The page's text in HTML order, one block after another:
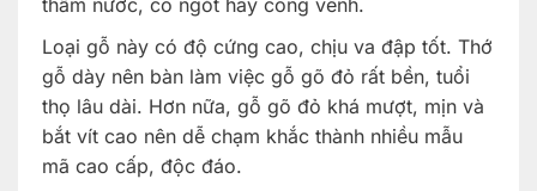
thấm nước, co ngót hay cong vênh.
Loại gỗ này có độ cứng cao, chịu va đập tốt. Thớ
gỗ dày nên bàn làm việc gỗ gõ đỏ rất bền, tuổi
thọ lâu dài. Hơn nữa, gỗ gõ đỏ khá mượt, mịn và
bắt vít cao nên dễ chạm khắc thành nhiều mẫu
mã cao cấp, độc đáo.